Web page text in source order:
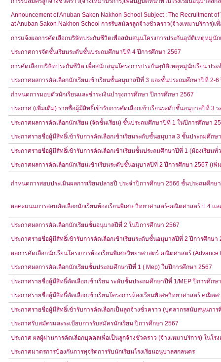
Announcement of Anuban Sakon Nakhon School Subject : The Recruitment
at Anuban Sakon Nakhon School การรับสมัครลูกจ้างชั่วคราว(จ้างเหมาบริการ)
การแจ้งผลการคัดเลือกบริษัทประกันชีวิตเพื่อสนับสนุนโครงการประกันอุบัติเหตุหมู่นั
ประกาศการจัดชั้นเรียนระดับชั้นประถมศึกษาปีที่ 4 ปีการศึกษา 2567
การคัดเลือกบริษัทประกันชีวิต เพื่อสนับสนุนโครงการประกันอุบัติเหตุหมู่นักเรียน ประ
ประกาศผลการคัดเลือกนักเรียนเข้าเรียนชั้นอนุบาลปีที่ 3 และชั้นประถมศึกษาปีที่ 2-
กำหนดการมอบตัวนักเรียนและชำระเงินบำรุงการศึกษา ปีการศึกษา 2567
ประกาศ (เพิ่มเติม) รายชื่อผู้มีสิทธิ์เข้ารับการคัดเลือกเข้าเรียนระดับชั้นอนุบาลปีที่ 3
ประกาศผลการคัดเลือกนักเรียน (จัดชั้นเรียน) ชั้นประถมศึกษาปีที่ 1 ในปีการศึกษา
ประกาศรายชื่อผู้มีสิทธิ์เข้ารับการคัดเลือกเข้าเรียนระดับชั้นอนุบาล 3 ชั้นประถมศึก
ประกาศรายชื่อผู้มีสิทธิ์เข้ารับการคัดเลือกเข้าเรียนชั้นประถมศึกษาปีที่ 1 (ห้องเรียน
ประกาศผลการคัดเลือกนักเรียนเข้าเรียนระดับชั้นอนุบาลปีที่ 2 ปีการศึกษา 2567 (เพิ่
กำหนดการสอบประเมินผลการเรียนปลายปี ประจำปีการศึกษา 2566 ชั้นประถมศึกษ
ผลคะแนนการสอบคัดเลือกนักเรียนห้องเรียนพิเศษ วิทยาศาสตร์-คณิตศาสตร์ ป.4 แล
ประกาศผลการคัดเลือกนักเรียนชั้นอนุบาลปีที่ 2 ในปีการศึกษา 2567
ประกาศรายชื่อผู้มีสิทธิ์เข้ารับการคัดเลือกเข้าเรียนระดับชั้นอนุบาลปีที่ 2 ปีการศึกษา
ผลการคัดเลือกนักเรียนโครงการห้องเรียนพิเศษวิทยาศาสตร์ คณิตศาสตร์
ประกาศผลการคัดเลือกนักเรียนชั้นประถมศึกษาปีที่ 1 ( Mep) ในปีการศึกษา 2567
ประกาศรายชื่อผู้มีสิทธิ์คัดเลือกเข้าเรียน ระดับชั้นประถมศึกษาปีที่ 1/MEP ปีการศึกษ
ประกาศรายชื่อผู้มีสิทธิ์คัดเลือกเข้าเรียนโครงการห้องเรียนพิเศษวิทยาศาสตร์ คณิ
ประกาศรายชื่อผู้มีสิทธิ์เข้ารับการคัดเลือกเป็นลูกจ้างชั่วคราว (บุคลากรสนับสนุนการ
ประกาศรับสมัครและระเบียบการรับสมัครนักเรียน ปีการศึกษา 2567
ประกาศ ผลผู้ผ่านการคัดเลือกบุคคลเพื่อเป็นลูกจ้างชั่วคราว (จ้างเหมาบริการ) ในโร
ประกาศมาตรการป้องกันการทุจริตการรับนักเรียนโรงเรียนอนุบาลสกลนคร